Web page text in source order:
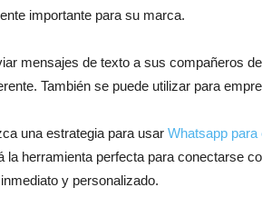
importante para su marca.
mensajes de texto a sus compañeros
También se puede utilizar para
una estrategia para usar Whatsapp para
la herramienta perfecta para conectarse
y personalizado.